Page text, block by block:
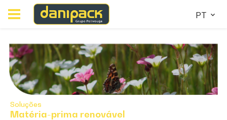
PT
Soluções
Matéria-prima renovável